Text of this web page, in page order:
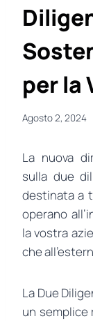
per la
Agosto 2, 2024
La nuova
sulla due
destinata a
operano
la vostra
che
La Due
un semplice